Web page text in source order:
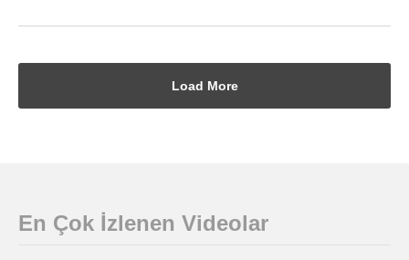
Load More
En Çok İzlenen Videolar